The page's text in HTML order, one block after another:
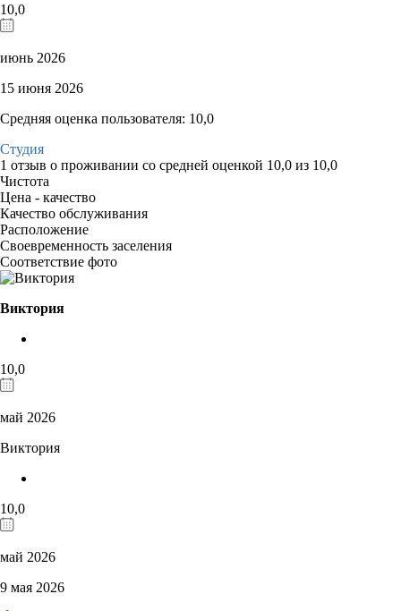
10,0
июнь 2026
15 июня 2026
Средняя оценка пользователя: 10,0
Студия
1 отзыв о проживании со средней оценкой 10,0 из 10,0
Чистота
Цена - качество
Качество обслуживания
Расположение
Своевременность заселения
Соответствие фото
Виктория
10,0
май 2026
Виктория
10,0
май 2026
9 мая 2026